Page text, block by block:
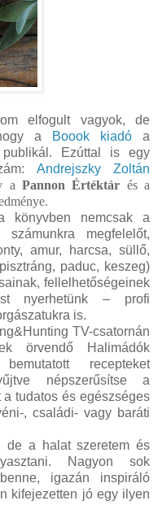
elfogult vagyok, de
a
Boook kiadó a
publikál. Ezúttal is egy
Andrejszky Zoltán
aPannon Értéktár és a
könyvben nemcsak a
megfelelőt,
amur, harcsa, süllő,
paduc, keszeg)
fellelhetőségeinek
nyerhetünk – profi
is.
TV-csatornán
örvendő Halimádók
recepteket
népszerűsítse a
tudatos és egészséges
, családi- vagy baráti
de a halat szeretem és
Nagyon sok
igazán inspiráló
kifejezetten jó egy ilyen